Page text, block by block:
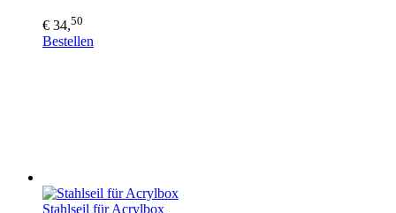
€ 34,50
Bestellen
Stahlseil für Acrylbox